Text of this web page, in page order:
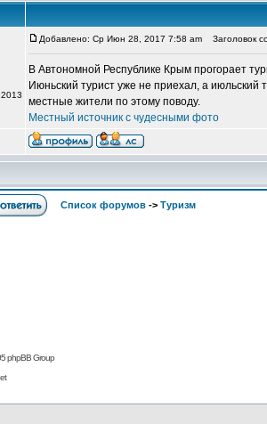
Добавлено: Ср Июн 28, 2017 7:58 am Заголовок
В Автономной Республике Крым прогорает
Июньский турист уже не приехал, а июльский
местные жители по этому поводу.
Местный источник с чудесными фото
Список форумов -> Туризм
phpBB Group